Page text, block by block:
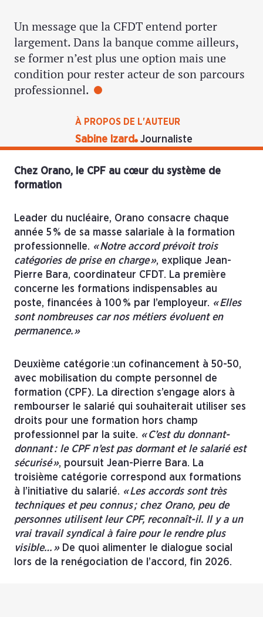
À PROPOS DE L'AUTEUR
Sabine Izard Journaliste
Un message que la CFDT entend porter
largement. Dans la banque comme ailleurs,
se former n’est plus une option mais une
condition pour rester acteur de son parcours
professionnel.
Chez Orano, le CPF au cœur du système de
formation
Leader du nucléaire, Orano consacre chaque
année 5 % de sa masse salariale à la formation
professionnelle. « Notre accord prévoit trois
catégories de prise en charge », explique Jean-
Pierre Bara, coordinateur CFDT. La première
concerne les formations indispensables au
poste, financées à 100 % par l’employeur. « Elles
sont nombreuses car nos métiers évoluent en
permanence. »
Deuxième catégorie :un cofinancement à 50-50,
avec mobilisation du compte personnel de
formation (CPF). La direction s’engage alors à
rembourser le salarié qui souhaiterait utiliser ses
droits pour une formation hors champ
professionnel par la suite. « C’est du donnant-
donnant : le CPF n’est pas dormant et le salarié est
sécurisé », poursuit Jean-Pierre Bara. La
troisième catégorie correspond aux formations
à l’initiative du salarié. « Les accords sont très
techniques et peu connus ; chez Orano, peu de
personnes utilisent leur CPF, reconnaît-il. Il y a un
vrai travail syndical à faire pour le rendre plus
visible… »De quoi alimenter le dialogue social
lors de la renégociation de l’accord, fin 2026.